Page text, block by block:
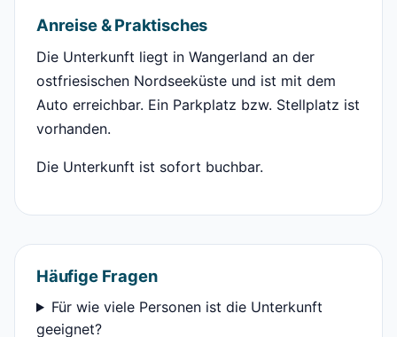
Anreise & Praktisches
Die Unterkunft liegt in Wangerland an der
ostfriesischen Nordseeküste und ist mit dem
Auto erreichbar. Ein Parkplatz bzw. Stellplatz ist
vorhanden.
Die Unterkunft ist sofort buchbar.
Häufige Fragen
Für wie viele Personen ist die Unterkunft
geeignet?